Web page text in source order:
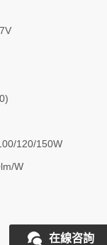
120/150W
W
在線咨詢